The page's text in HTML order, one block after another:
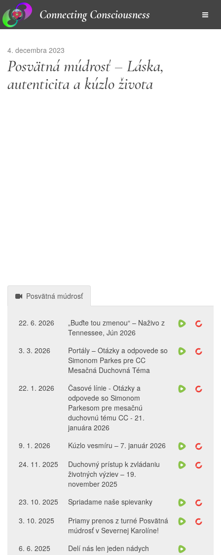
Connecting Consciousness
4. decembra 2023
Posvätná múdrosť – Láska,
autenticita a kúzlo života
Posvätná múdrosť
22. 6. 2026
„Buďte tou zmenou“ – Naživo z
Tennessee, Jún 2026
3. 3. 2026
Portály – Otázky a odpovede so
Simonom Parkes pre CC
Mesačná Duchovná Téma
22. 1. 2026
Časové línie - Otázky a
odpovede so Simonom
Parkesom pre mesačnú
duchovnú tému CC - 21.
januára 2026
9. 1. 2026
Kúzlo vesmíru – 7. január 2026
24. 11. 2025
Duchovný prístup k zvládaniu
životných výziev – 19.
november 2025
23. 10. 2025
Spriadame naše spievanky
3. 10. 2025
Priamy prenos z turné Posvätná
múdrosť v Severnej Karolíne!
6. 6. 2025
Delí nás len jeden nádych